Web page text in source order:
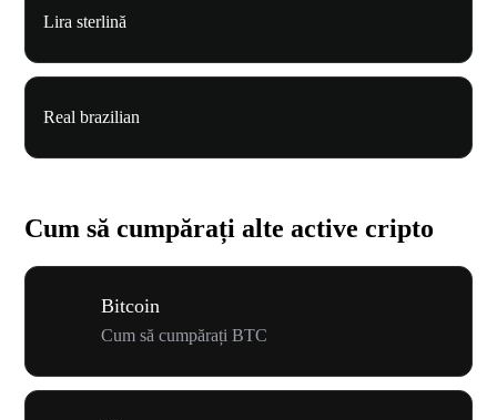
Lira sterlină
Real brazilian
Cum să cumpărați alte active cripto
Bitcoin
Cum să cumpărați BTC